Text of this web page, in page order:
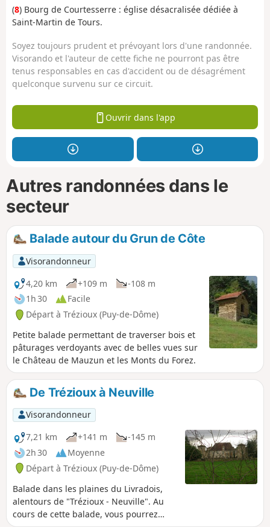
(8) Bourg de Courtesserre : église désacralisée dédiée à
Saint-Martin de Tours.
Soyez toujours prudent et prévoyant lors d'une randonnée.
Visorando et l'auteur de cette fiche ne pourront pas être
tenus responsables en cas d'accident ou de désagrément
quelconque survenu sur ce circuit.
Ouvrir dans l'app
Autres randonnées dans le
secteur
Balade autour du Grun de Côte
Visorandonneur
4,20 km
+109 m
-108 m
1h 30
Facile
Départ à Trézioux (Puy-de-Dôme)
Petite balade permettant de traverser bois et
pâturages verdoyants avec de belles vues sur
le Château de Mauzun et les Monts du Forez.
De Trézioux à Neuville
Visorandonneur
7,21 km
+141 m
-145 m
2h 30
Moyenne
Départ à Trézioux (Puy-de-Dôme)
Balade dans les plaines du Livradois,
alentours de "Trézioux - Neuville". Au
cours de cette balade, vous pourrez